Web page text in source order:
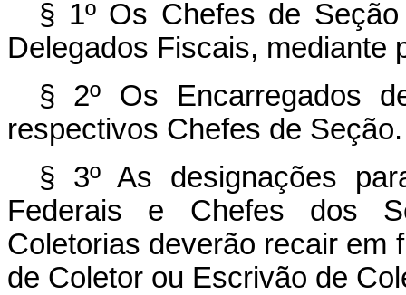
§ 1º Os Chefes de
Delegados Fiscais, mediante
§ 2º Os Encarregados
respectivos Chefes de Seção.
§ 3º As designações
Federais e Chefes dos
Coletorias deverão recair em
de Coletor ou Escrivão de